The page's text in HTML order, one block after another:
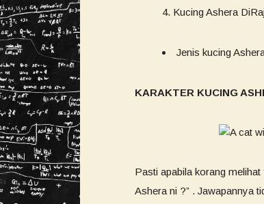
Kucing Ashera
Jenis kucing
KARAKTER KUCING
Pasti apabila korang
Ashera ni ?” . Jawapannya